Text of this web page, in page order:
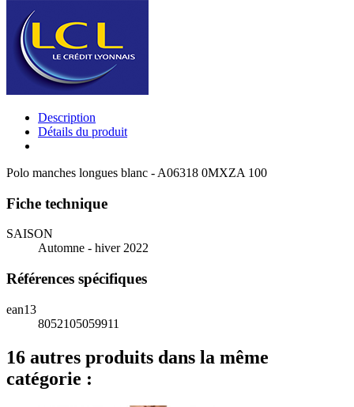
Description
Détails du produit
Polo manches longues blanc - A06318 0MXZA 100
Fiche technique
SAISON
Automne - hiver 2022
Références spécifiques
ean13
8052105059911
16 autres produits dans la même
catégorie :